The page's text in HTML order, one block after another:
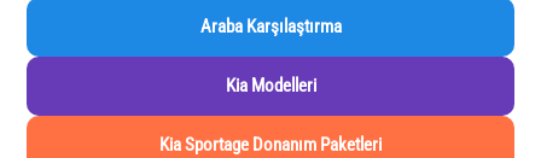
Araba Karşılaştırma
Kia Modelleri
Kia Sportage Donanım Paketleri